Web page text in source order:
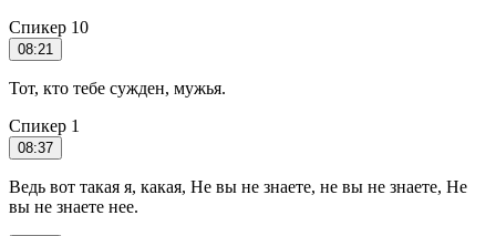
Спикер 10
08:21
Тот, кто тебе сужден, мужья.
Спикер 1
08:37
Ведь вот такая я, какая, Не вы не знаете, не вы не знаете, Не
вы не знаете нее.